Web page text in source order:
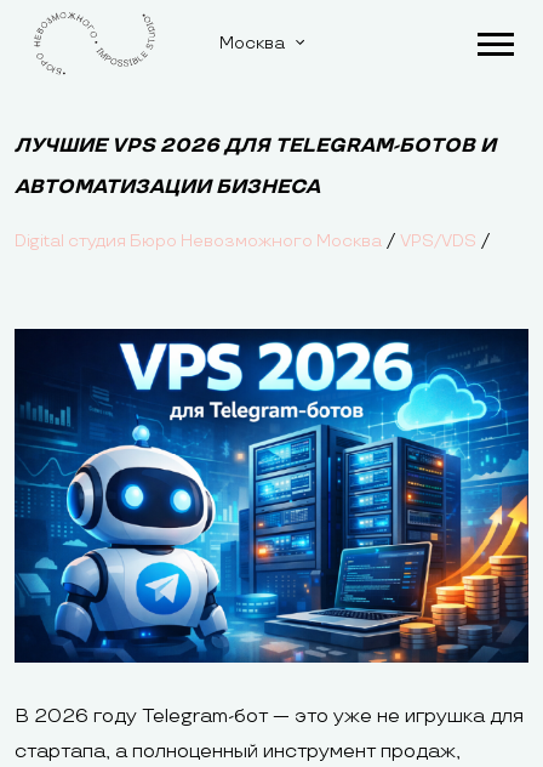
Москва
ЛУЧШИЕ VPS 2026 ДЛЯ TELEGRAM-БОТОВ И
АВТОМАТИЗАЦИИ БИЗНЕСА
Digital студия Бюро Невозможного Москва / VPS/VDS /
В 2026 году Telegram-бот — это уже не игрушка для
стартапа, а полноценный инструмент продаж,